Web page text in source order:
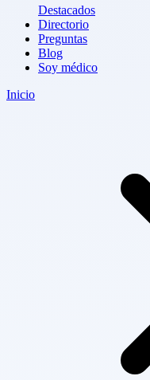
Destacados
Directorio
Preguntas
Blog
Soy médico
Inicio